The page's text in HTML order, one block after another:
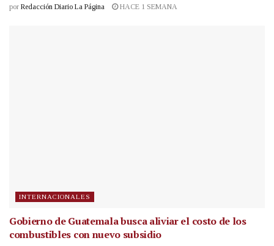
por Redacción Diario La Página HACE 1 SEMANA
INTERNACIONALES
Gobierno de Guatemala busca aliviar el costo de los
combustibles con nuevo subsidio